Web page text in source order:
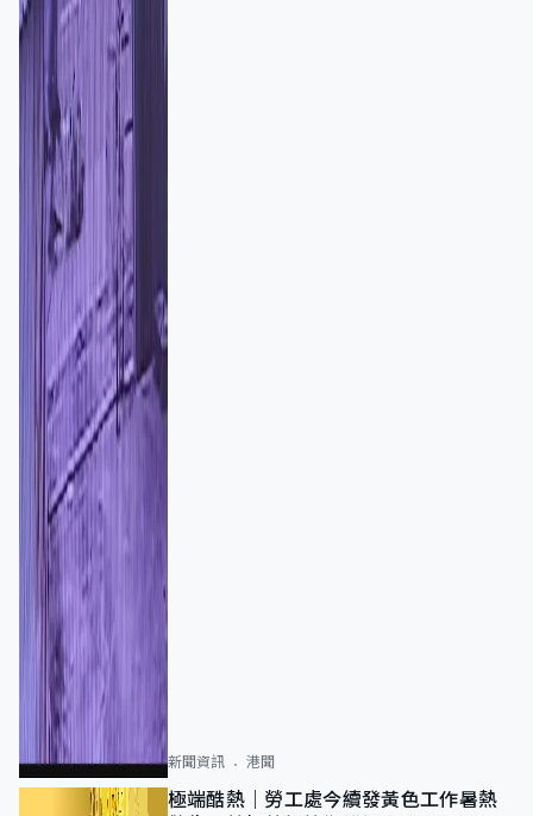
新聞資訊 港聞
極端酷熱｜勞工處今續發黃色工作暑熱